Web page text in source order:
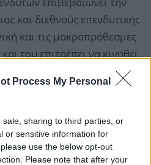
Process My Personal
sharing to third parties, or
or sensitive information for
use the below opt-out
Please note that after your
και διεθνούς επενδυτικής
και τις μακροπρόθεσμες
του επιτρέπει να κινηθεί
να ενισχύσει περαιτέρω τη
μία περίοδο ραγδαίων